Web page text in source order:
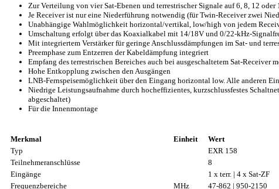
Zur Verteilung von vier Sat-Ebenen und terrestrischer Signale auf 6, 8, 12 oder
Je Receiver ist nur eine Niederführung notwendig (für Twin-Receiver zwei
Unabhängige Wahlmöglichkeit horizontal/vertikal, low/high von jedem
Umschaltung erfolgt über das Koaxialkabel mit 14/18V und 0/22-kHz-
Mit integriertem Verstärker für geringe Anschlussdämpfungen im Sat- und
Preemphase zum Entzerren der Kabeldämpfung integriert
Empfang des terrestrischen Bereiches auch bei ausgeschaltetem Sat-Receiver
Hohe Entkopplung zwischen den Ausgängen
LNB-Fernspeisemöglichkeit über den Eingang horizontal low. Alle anderen
Niedrige Leistungsaufnahme durch hocheffizientes, kurzschlussfestes
abgeschaltet)
Für die Innenmontage
Merkmal Einheit
Wert
Typ
EXR 158
Teilnehmeranschlüsse
8
Eingänge
1 x terr. | 4 x Sat-ZF
Frequenzbereiche
MHz
47-862 | 950-2150